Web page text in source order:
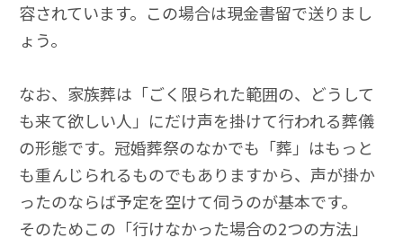
容されています。この場合は現金書留で送りまし
ょう。
なお、家族葬は「ごく限られた範囲の、どうして
も来て欲しい人」にだけ声を掛けて行われる葬儀
の形態です。冠婚葬祭のなかでも「葬」はもっと
も重んじられるものでもありますから、声が掛か
ったのならば予定を空けて伺うのが基本です。
そのためこの「行けなかった場合の2つの方法」